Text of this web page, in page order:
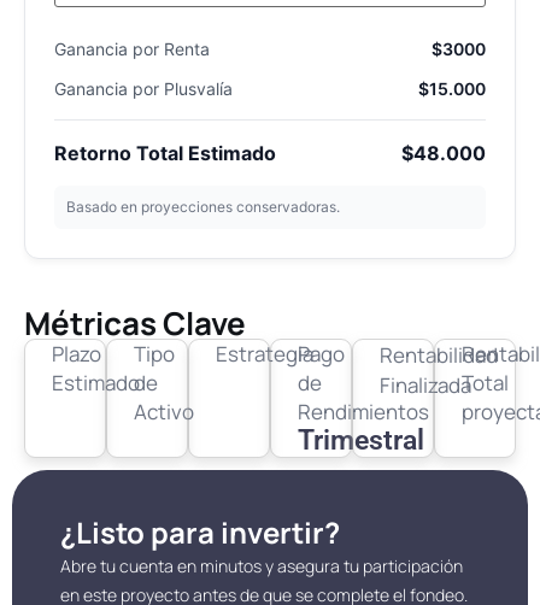
Ganancia por Renta
$3000
Ganancia por Plusvalía
$15.000
Retorno Total Estimado $48.000
Basado en proyecciones conservadoras.
Métricas Clave
Plazo
Estimado
Tipo
de
Activo
EstrategiaPago
de
Rendimientos
Trimestral
Rentabilidad
FinalizadaTotal
¿Listo para invertir?
Abre tu cuenta en minutos y asegura tu participación
en este proyecto antes de que se complete el fondeo.